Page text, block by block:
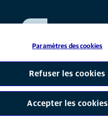
onderdeel van Mars, Inc © 2026
Paramètres des cookies
Refuser les cookies
Accepter les cookies